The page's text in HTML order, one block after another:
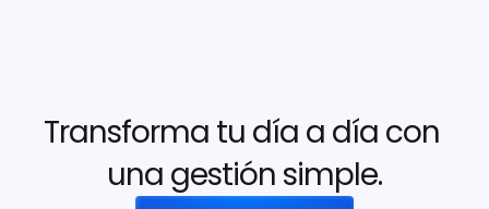
Transforma tu día a día con
una gestión simple.